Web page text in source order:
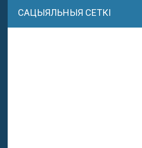
САЦЫЯЛЬНЫЯ СЕТКІ